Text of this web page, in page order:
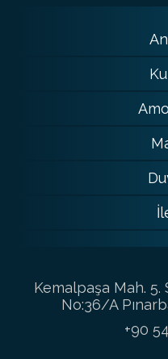
Kemalpaşa Mah.
No:36/A
+90